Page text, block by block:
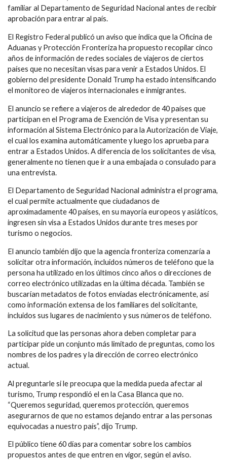
familiar al Departamento de Seguridad Nacional antes de recibir
aprobación para entrar al país.
El Registro Federal publicó un aviso que indica que la Oficina de
Aduanas y Protección Fronteriza ha propuesto recopilar cinco
años de información de redes sociales de viajeros de ciertos
países que no necesitan visas para venir a Estados Unidos. El
gobierno del presidente Donald Trump ha estado intensificando
el monitoreo de viajeros internacionales e inmigrantes.
El anuncio se refiere a viajeros de alrededor de 40 países que
participan en el Programa de Exención de Visa y presentan su
información al Sistema Electrónico para la Autorización de Viaje,
el cual los examina automáticamente y luego los aprueba para
entrar a Estados Unidos. A diferencia de los solicitantes de visa,
generalmente no tienen que ir a una embajada o consulado para
una entrevista.
El Departamento de Seguridad Nacional administra el programa,
el cual permite actualmente que ciudadanos de
aproximadamente 40 países, en su mayoría europeos y asiáticos,
ingresen sin visa a Estados Unidos durante tres meses por
turismo o negocios.
El anuncio también dijo que la agencia fronteriza comenzaría a
solicitar otra información, incluidos números de teléfono que la
persona ha utilizado en los últimos cinco años o direcciones de
correo electrónico utilizadas en la última década. También se
buscarían metadatos de fotos enviadas electrónicamente, así
como información extensa de los familiares del solicitante,
incluidos sus lugares de nacimiento y sus números de teléfono.
La solicitud que las personas ahora deben completar para
participar pide un conjunto más limitado de preguntas, como los
nombres de los padres y la dirección de correo electrónico
actual.
Al preguntarle si le preocupa que la medida pueda afectar al
turismo, Trump respondió el en la Casa Blanca que no.
“Queremos seguridad, queremos protección, queremos
asegurarnos de que no estamos dejando entrar a las personas
equivocadas a nuestro país”, dijo Trump.
El público tiene 60 días para comentar sobre los cambios
propuestos antes de que entren en vigor, según el aviso.